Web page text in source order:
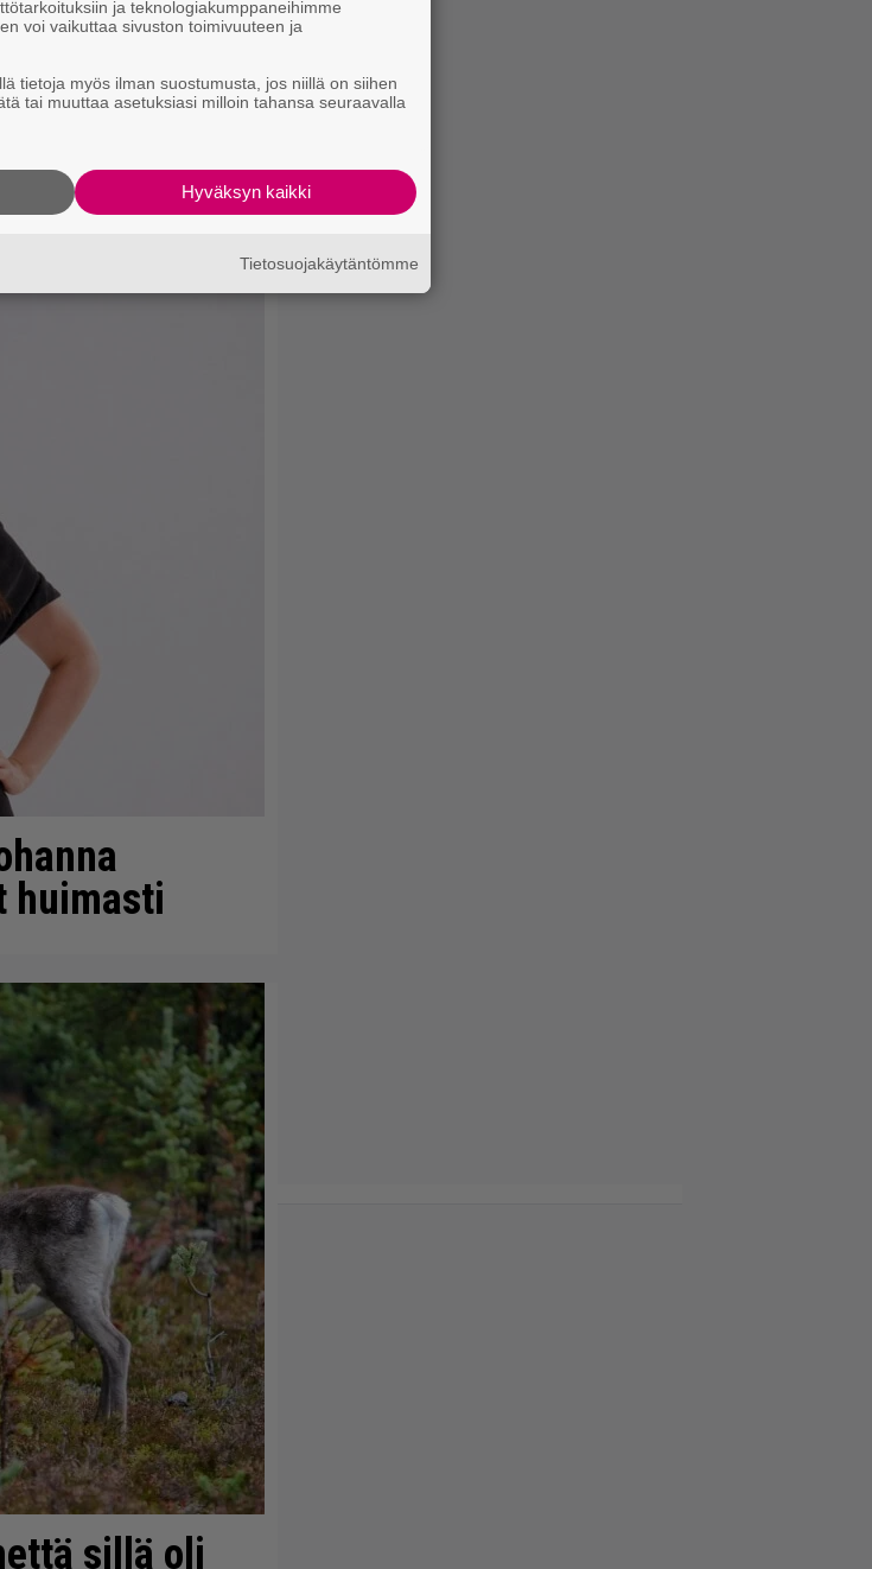
huimasti
sillä oli
ja teknologiakumppaneihimme
voi vaikuttaa sivuston toimivuuteen ja
tietoja myös ilman suostumusta, jos niillä on siihen
tai muuttaa asetuksiasi milloin tahansa seuraavalla
Hyväksyn kaikki
Tietosuojakäytäntömme